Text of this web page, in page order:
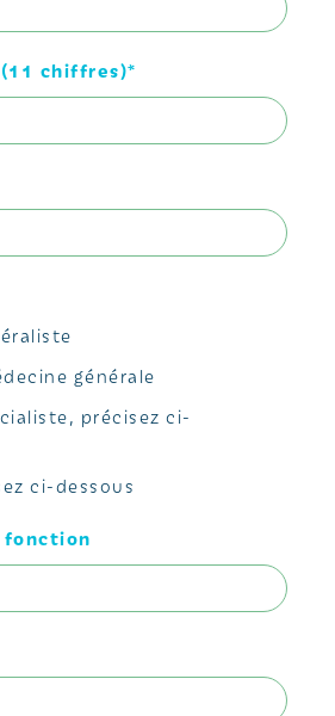
chiffres)*
générale
précisez ci-
ci-dessous
fonction